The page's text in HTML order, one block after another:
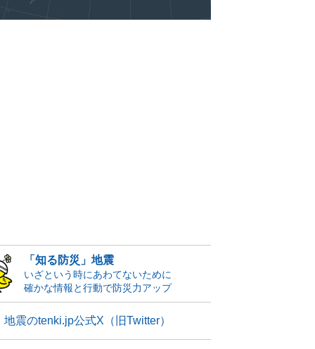
「知る防災」地震
いざという時にあわてないために
確かな情報と行動で防災力アップ
地震のtenki.jp公式X（旧Twitter）